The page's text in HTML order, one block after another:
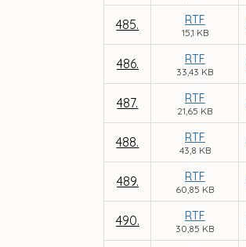
485. RTF
15,1 KB
486. RTF
33,43 KB
487. RTF
21,65 KB
488. RTF
43,8 KB
489. RTF
60,85 KB
490. RTF
30,85 KB